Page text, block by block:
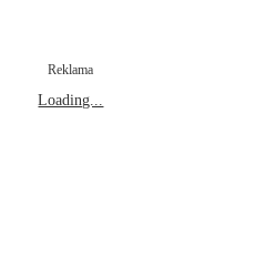
Reklama
Loading...